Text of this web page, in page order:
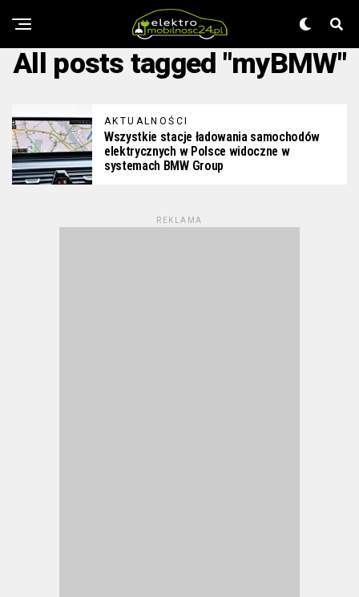
All posts tagged "myBMW"
AKTUALNOŚCI
Wszystkie stacje ładowania samochodów
elektrycznych w Polsce widoczne w
systemach BMW Group
REKLAMA